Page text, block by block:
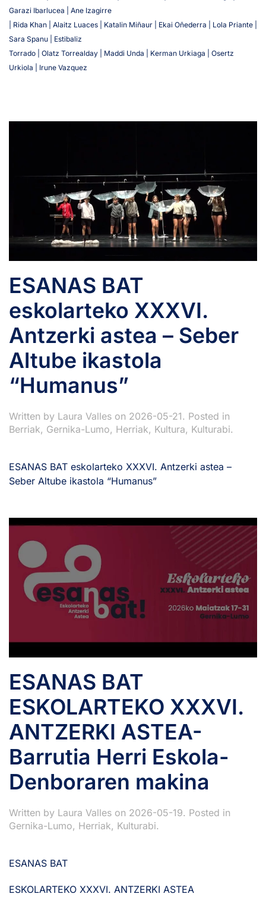
Garazi Ibarlucea | Ane Izagirre
| Rida Khan | Alaitz Luaces | Katalin Miñaur | Ekai Oñederra | Lola Priante |
Sara Spanu | Estibaliz
Torrado | Olatz Torrealday | Maddi Unda | Kerman Urkiaga | Osertz
Urkiola | Irune Vazquez
ESANAS BAT
eskolarteko XXXVI.
Antzerki astea – Seber
Altube ikastola
“Humanus”
Written by Laura Valles on 2026-05-21. Posted in
Berriak, Gernika-Lumo, Herriak, Kultura, Kulturabi.
ESANAS BAT eskolarteko XXXVI. Antzerki astea –
Seber Altube ikastola “Humanus”
ESANAS BAT
ESKOLARTEKO XXXVI.
ANTZERKI ASTEA-
Barrutia Herri Eskola-
Denboraren makina
Written by Laura Valles on 2026-05-19. Posted in
Gernika-Lumo, Herriak, Kulturabi.
ESANAS BAT
ESKOLARTEKO XXXVI. ANTZERKI ASTEA